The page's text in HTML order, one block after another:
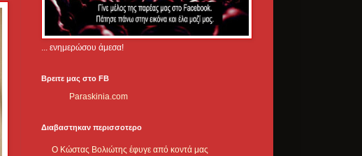
... ενημερώσου άμεσα!
Βρειτε μας στο FB
Paraskinia.com
Διαβαστηκαν περισσοτερο
Ο Κώστας Βολιώτης έφυγε από κοντά μας